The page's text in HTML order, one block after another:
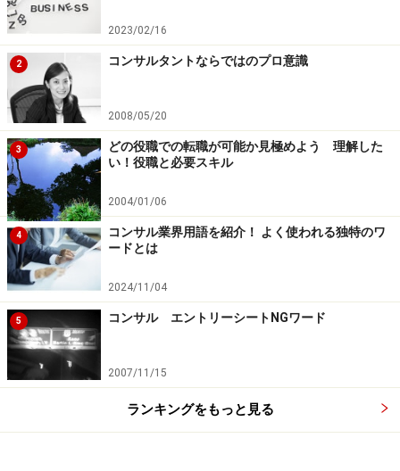
2023/02/16
2 コンサルタントならではのプロ意識
2008/05/20
3
どの役職での転職が可能か見極めよう 理解した
い！役職と必要スキル
2004/01/06
4
コンサル業界用語を紹介！ よく使われる独特のワ
ードとは
2024/11/04
5 コンサル エントリーシートNGワード
2007/11/15
ランキングをもっと見る